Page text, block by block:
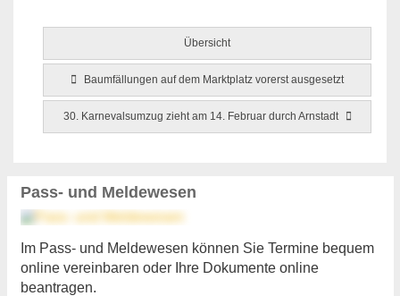
Übersicht
Baumfällungen auf dem Marktplatz vorerst ausgesetzt
30. Karnevalsumzug zieht am 14. Februar durch Arnstadt
Pass- und Meldewesen
Im Pass- und Meldewesen können Sie Termine bequem
online vereinbaren oder Ihre Dokumente online
beantragen.